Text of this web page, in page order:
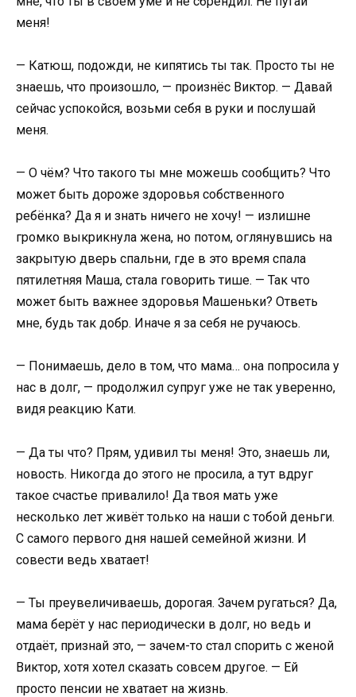
меня!
— Катюш, подожди, не кипятись ты так. Просто ты не
знаешь, что произошло, — произнёс Виктор. — Давай
сейчас успокойся, возьми себя в руки и послушай
меня.
— О чём? Что такого ты мне можешь сообщить? Что
может быть дороже здоровья собственного
ребёнка? Да я и знать ничего не хочу! — излишне
громко выкрикнула жена, но потом, оглянувшись на
закрытую дверь спальни, где в это время спала
пятилетняя Маша, стала говорить тише. — Так что
может быть важнее здоровья Машеньки? Ответь
мне, будь так добр. Иначе я за себя не ручаюсь.
— Понимаешь, дело в том, что мама… она попросила у
нас в долг, — продолжил супруг уже не так уверенно,
видя реакцию Кати.
— Да ты что? Прям, удивил ты меня! Это, знаешь ли,
новость. Никогда до этого не просила, а тут вдруг
такое счастье привалило! Да твоя мать уже
несколько лет живёт только на наши с тобой деньги.
С самого первого дня нашей семейной жизни. И
совести ведь хватает!
— Ты преувеличиваешь, дорогая. Зачем ругаться? Да,
мама берёт у нас периодически в долг, но ведь и
отдаёт, признай это, — зачем-то стал спорить с женой
Виктор, хотя хотел сказать совсем другое. — Ей
просто пенсии не хватает на жизнь.